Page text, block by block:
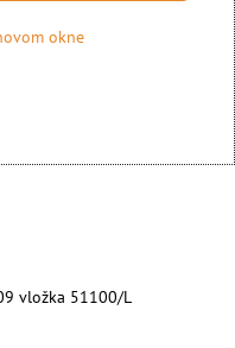
okne
vložka 51100/L